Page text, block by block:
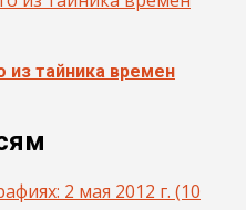
тайника времен
2 мая 2012 г. (10